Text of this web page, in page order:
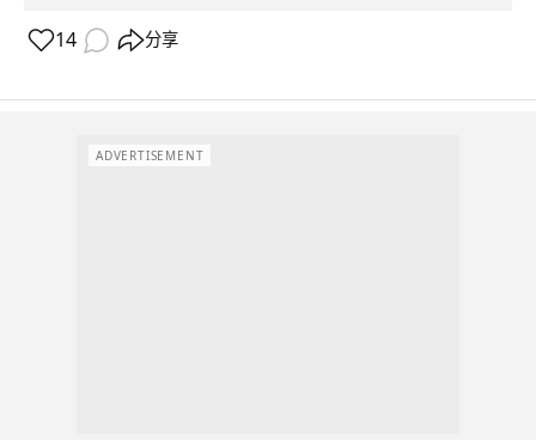
14 分享
ADVERTISEMENT